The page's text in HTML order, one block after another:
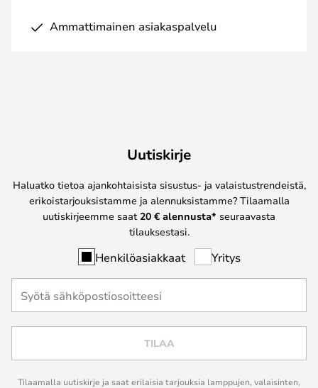
Ammattimainen asiakaspalvelu
Uutiskirje
Haluatko tietoa ajankohtaisista sisustus- ja valaistustrendeistä,
erikoistarjouksistamme ja alennuksistamme? Tilaamalla
uutiskirjeemme saat 20 € alennusta* seuraavasta
tilauksestasi.
Henkilöasiakkaat Yritys
TILAA
Tilaamalla uutiskirje ja saat erilaisia tarjouksia lamppujen, valaisinten,